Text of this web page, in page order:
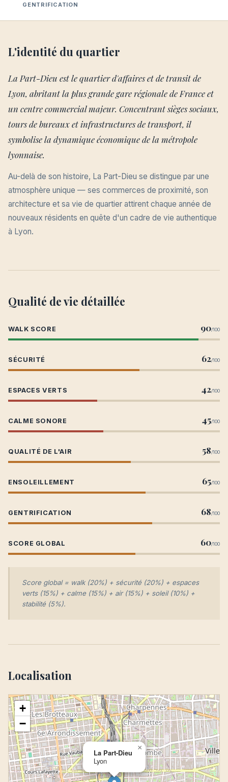
GENTRIFICATION
L'identité du quartier
La Part-Dieu est le quartier d'affaires et de transit de
Lyon, abritant la plus grande gare régionale de France et
un centre commercial majeur. Concentrant sièges sociaux,
tours de bureaux et infrastructures de transport, il
symbolise la dynamique économique de la métropole
lyonnaise.
Au-delà de son histoire, La Part-Dieu se distingue par une
atmosphère unique — ses commerces de proximité, son
architecture et sa vie de quartier attirent chaque année de
nouveaux résidents en quête d'un cadre de vie authentique
à Lyon.
Qualité de vie détaillée
WALK SCORE 90/100
SÉCURITÉ 62/100
ESPACES VERTS 42/100
CALME SONORE 45/100
QUALITÉ DE L'AIR 58/100
ENSOLEILLEMENT 65/100
GENTRIFICATION 68/100
SCORE GLOBAL 60/100
Score global = walk (20%) + sécurité (20%) + espaces
verts (15%) + calme (15%) + air (15%) + soleil (10%) +
stabilité (5%).
Localisation
La Part-Dieu
Lyon
×
+
−